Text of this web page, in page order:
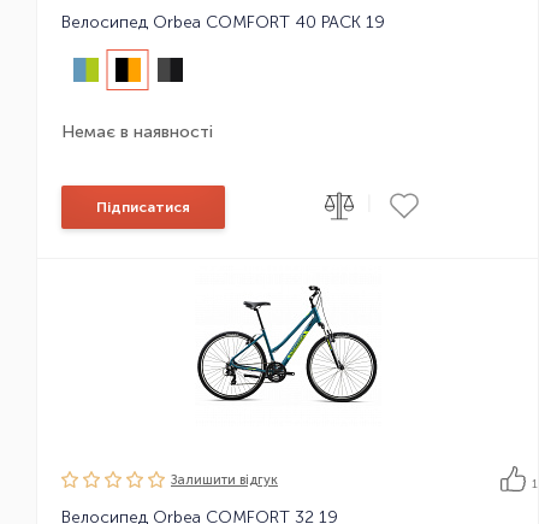
Велосипед Orbea COMFORT 40 PACK 19
Немає в наявності
Підписатися
Залишити вiдгук 1
Велосипед Orbea COMFORT 32 19